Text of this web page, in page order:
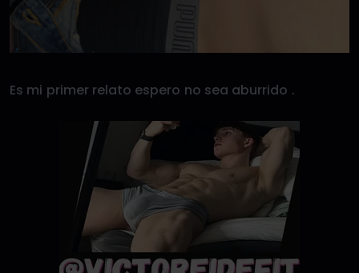
Es mi primer relato espero no sea aburrido .